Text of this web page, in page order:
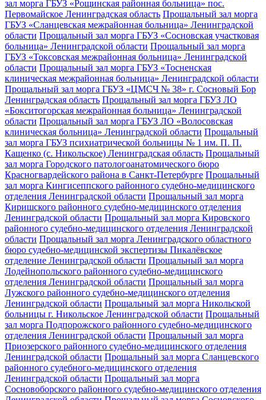
зал морга ГБУЗ «Рощинская районная больница» пос.
Первомайское Ленинградская область Прощальный зал морга
ГБУЗ «Сланцевская межрайонная больница» Ленинградской
области Прощальный зал морга ГБУЗ «Сосновская участковая
больница» Ленинградской области Прощальный зал морга
ГБУЗ «Токсовская межрайонная больница» Ленинградской
области Прощальный зал морга ГБУЗ «Тосненская
клиническая межрайонная больница» Ленинградской области
Прощальный зал морга ГБУЗ «ЦМСЧ № 38» г. Сосновый Бор
Ленинградская область Прощальный зал морга ГБУЗ ЛО
«Бокситогорская межрайонная больница» Ленинградской
области Прощальный зал морга ГБУЗ ЛО «Волосовская
клиническая больница» Ленинградской области Прощальный
зал морга ГБУЗ психиатрической больницы № 1 им. П. П.
Кащенко (с. Никольское) Ленинградская область Прощальный
зал морга Городского патологоанатомического бюро
Красногвардейского района в Санкт-Петербурге Прощальный
зал морга Кингисеппского районного судебно-медицинского
отделения Ленинградской области Прощальный зал морга
Киришского районного судебно-медицинского отделения
Ленинградской области Прощальный зал морга Кировского
районного судебно-медицинского отделения Ленинградской
области Прощальный зал морга Ленинградского областного
бюро судебно-медицинской экспертизы Пикалёвское
отделение Ленинградской области Прощальный зал морга
Лодейнопольского районного судебно-медицинского
отделения Ленинградской области Прощальный зал морга
Лужского районного судебно-медицинского отделения
Ленинградской области Прощальный зал морга Никольской
больницы г. Никольское Ленинградской области Прощальный
зал морга Подпорожского районного судебно-медицинского
отделения Ленинградской области Прощальный зал морга
Приозерского районного судебно-медицинского отделения
Ленинградской области Прощальный зал морга Сланцевского
районного судебного-медицинского отделения
Ленинградской области Прощальный зал морга
Сосновоборского районного судебно-медицинского отделения